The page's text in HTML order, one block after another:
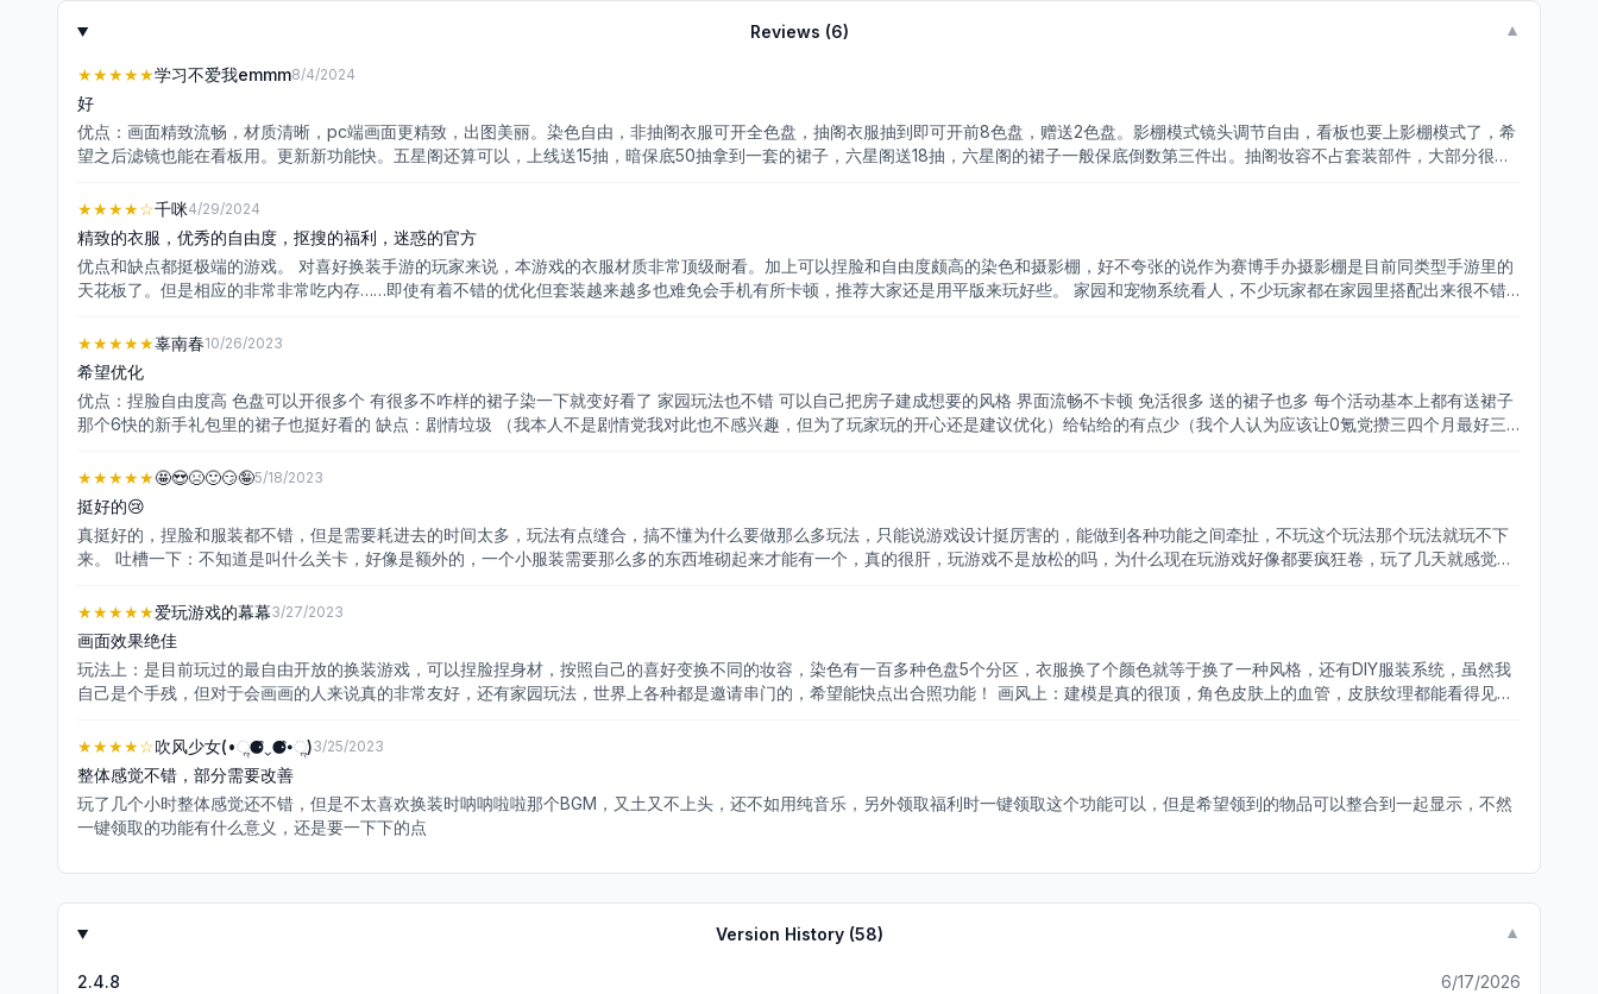
Reviews (6) ▼
★★★★★学习不爱我emmm8/4/2024
好
优点：画面精致流畅，材质清晰，pc端画面更精致，出图美丽。染色自由，非抽阁衣服可开全色盘，抽阁衣服抽到即可开前8色盘，赠送2色盘。影棚模式镜头调节自由，看板也要上影棚模式了，希
望之后滤镜也能在看板用。更新新功能快。五星阁还算可以，上线送15抽，暗保底50抽拿到一套的裙子，六星阁送18抽，六星阁的裙子一般保底倒数第三件出。抽阁妆容不占套装部件，大部分很精
部件。背景打光和人物不是很融合，希望打光效果能升级，有些背景动作过于抽象，随便转一转和拼一些动作就能搬上来，最近好一点又没那么抽象了。。。希望背景动作有时换成看板互动。多出
能互动的吧。服装物理表现有些可以，有些不行，希望好好优化。比如九尾的外套。。。服装有些染色分区不好，直接一整个分区染上去，该多分区的不分。。。。比如龙母裙的上身。。。主线制
作掉率提高点。。。。有些抽阁散件偷懒，搞很多看不见的头饰和抽象的丑东西。
★★★★☆千咪4/29/2024
精致的衣服，优秀的自由度，抠搜的福利，迷惑的官方
优点和缺点都挺极端的游戏。 对喜好换装手游的玩家来说，本游戏的衣服材质非常顶级耐看。加上可以捏脸和自由度颇高的染色和摄影棚，好不夸张的说作为赛博手办摄影棚是目前同类型手游里的
天花板了。但是相应的非常非常吃内存……即使有着不错的优化但套装越来越多也难免会手机有所卡顿，推荐大家还是用平版来玩好些。 家园和宠物系统看人，不少玩家都在家园里搭配出来很不错
明，装修家园是好想法但是洗澡和吃饭真的没有必要真的。 UI和日常任务。繁琐中有一点乱……可以的话还是希望能够优化一下，红点太多了。 重头戏 福利方面简单粗暴要不就不氪要不就重氪。如
果你像我一样不上不下是个小中氪金会非常难受（这里的中氪标准是大小月卡+每期池子礼包+钻石双倍约一个月氪条500）。游戏自身的免活很多但多为日常时尚，卡池20天一次更新双五一次，六
星一次想要捞齐一期约为2w钻石。而后八个色盘染色和分解阁更是重氪专属福利了。官方这边来说光从扣子这个爱称来说可见大家的又爱又恨了。如果和我一样对手游预算并不充裕的玩家来说我还
是建议你可以收一个号或者共号，要不就不要上头抽卡放平心态来玩当个赛博手办捏女儿很快乐，强娶伤心又伤钱🙏🏻氪佬就无视这条了哈哈哈。 以上是本人的一些看法希望对您有用
★★★★★辜南春10/26/2023
希望优化
优点：捏脸自由度高 色盘可以开很多个 有很多不咋样的裙子染一下就变好看了 家园玩法也不错 可以自己把房子建成想要的风格 界面流畅不卡顿 免活很多 送的裙子也多 每个活动基本上都有送裙子
那个6快的新手礼包里的裙子也挺好看的 缺点：剧情垃圾 （我本人不是剧情党我对此也不感兴趣，但为了玩家玩的开心还是建议优化）给钻给的有点少（我个人认为应该让0氪党攒三四个月最好三
微高的饭都要一分钟了 做一次都得一分钟而且做饭的时候啥也干不了只能在那里干等着 领悟菜谱也是 最后希望宠物功能快点上线不要给扣子画大饼了 然后你可以搞点奇幻的服装 比如什么蜘蛛啊。
蛇啊之类的 因为我都玩换装游戏了我肯定要。 穿平常穿不了的不是吗 多点奇幻的服装肯定比单纯的换装好玩 望改进
★★★★★🤩😍😣🙂😏🤪5/18/2023
挺好的😢
真挺好的，捏脸和服装都不错，但是需要耗进去的时间太多，玩法有点缝合，搞不懂为什么要做那么多玩法，只能说游戏设计挺厉害的，能做到各种功能之间牵扯，不玩这个玩法那个玩法就玩不下
来。 吐槽一下：不知道是叫什么关卡，好像是额外的，一个小服装需要那么多的东西堆砌起来才能有一个，真的很肝，玩游戏不是放松的吗，为什么现在玩游戏好像都要疯狂卷，玩了几天就感觉没
有点分裂… 但是捏脸和服装真的不错，为了这两个玩法甚至会去不断地刷剧情堆钻石，如果官方可以把无用玩法删掉就好了，期待进步
★★★★★爱玩游戏的幕幕3/27/2023
画面效果绝佳
玩法上：是目前玩过的最自由开放的换装游戏，可以捏脸捏身材，按照自己的喜好变换不同的妆容，染色有一百多种色盘5个分区，衣服换了个颜色就等于换了一种风格，还有DIY服装系统，虽然我
自己是个手残，但对于会画画的人来说真的非常友好，还有家园玩法，世界上各种都是邀请串门的，希望能快点出合照功能！ 画风上：建模是真的很顶，角色皮肤上的血管，皮肤纹理都能看得见，
★★★★☆吹风少女(•ૢ⚈͒⌄⚈͒•ૢ)3/25/2023
整体感觉不错，部分需要改善
玩了几个小时整体感觉还不错，但是不太喜欢换装时呐呐啦啦那个BGM，又土又不上头，还不如用纯音乐，另外领取福利时一键领取这个功能可以，但是希望领到的物品可以整合到一起显示，不然
一键领取的功能有什么意义，还是要一下下的点
Version History (58) ▼
2.4.8 6/17/2026